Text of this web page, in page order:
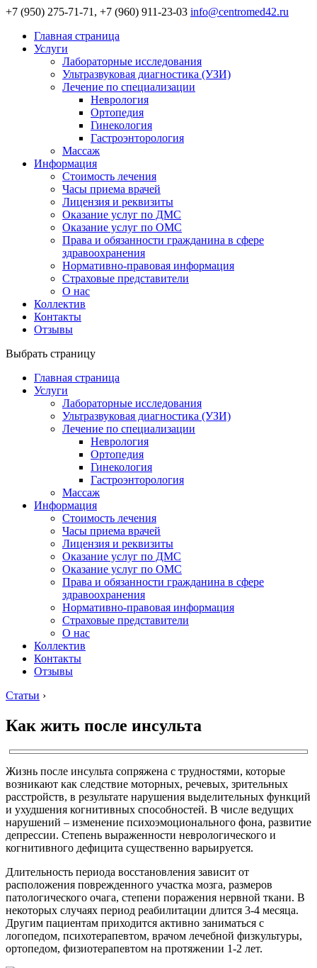
+7 (950) 275-71-71, +7 (960) 911-23-03 info@centromed42.ru
Главная страница
Услуги
Лабораторные исследования
Ультразвуковая диагностика (УЗИ)
Лечение по специализации
Неврология
Ортопедия
Гинекология
Гастроэнторология
Массаж
Информация
Стоимость лечения
Часы приема врачей
Лицензия и реквизиты
Оказание услуг по ДМС
Оказание услуг по ОМС
Права и обязанности гражданина в сфере
здравоохранения
Нормативно-правовая информация
Страховые представители
О нас
Коллектив
Контакты
Отзывы
Выбрать страницу
Главная страница
Услуги
Лабораторные исследования
Ультразвуковая диагностика (УЗИ)
Лечение по специализации
Неврология
Ортопедия
Гинекология
Гастроэнторология
Массаж
Информация
Стоимость лечения
Часы приема врачей
Лицензия и реквизиты
Оказание услуг по ДМС
Оказание услуг по ОМС
Права и обязанности гражданина в сфере
здравоохранения
Нормативно-правовая информация
Страховые представители
О нас
Коллектив
Контакты
Отзывы
Статьи ›
Как жить после инсульта
Жизнь после инсульта сопряжена с трудностями, которые
возникают как следствие моторных, речевых, зрительных
расстройств, в результате нарушения выделительных функций
и ухудшения когнитивных способностей. В числе ведущих
нарушений – изменение психоэмоционального фона, развитие
депрессии. Степень выраженности неврологического и
когнитивного дефицита существенно варьируется.
Длительность периода восстановления зависит от
расположения поврежденного участка мозга, размеров
патологического очага, степени поражения нервной ткани. В
некоторых случаях период реабилитации длится 3-4 месяца.
Другим пациентам приходится активно заниматься с
логопедом, психотерапевтом, врачом лечебной физкультуры,
ортопедом, физиотерапевтом на протяжении 1-2 лет.